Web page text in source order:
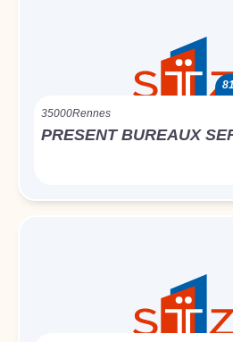
35000Rennes
PRESENT BUREAUX